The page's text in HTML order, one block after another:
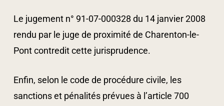
Le jugement n° 91-07-000328 du 14 janvier 2008
rendu par le juge de proximité de Charenton-le-
Pont contredit cette jurisprudence.
Enfin, selon le code de procédure civile, les
sanctions et pénalités prévues à l’article 700